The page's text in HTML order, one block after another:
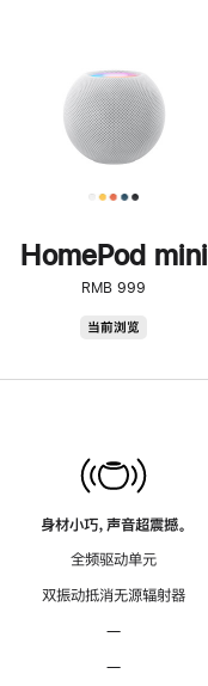
HomePod mini
RMB 999
当前浏览
身材小巧，声音超震撼。
全频驱动单元
双振动抵消无源辐射器
—
—